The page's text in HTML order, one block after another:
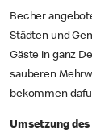
Becher
Städten und
Gäste in ganz
sauberen
bekommen
Umsetzung